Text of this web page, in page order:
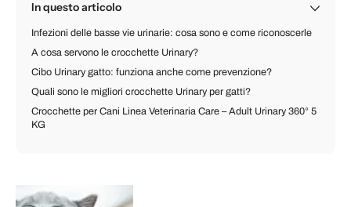
In questo articolo
Infezioni delle basse vie urinarie: cosa sono e come riconoscerle
A cosa servono le crocchette Urinary?
Cibo Urinary gatto: funziona anche come prevenzione?
Quali sono le migliori crocchette Urinary per gatti?
Crocchette per Cani Linea Veterinaria Care – Adult Urinary 360° 5
KG